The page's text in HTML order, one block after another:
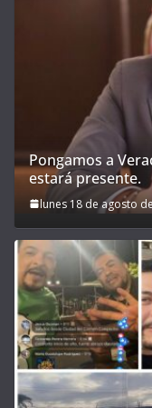
Pongamos a
estará presente.
lunes 18 de agosto